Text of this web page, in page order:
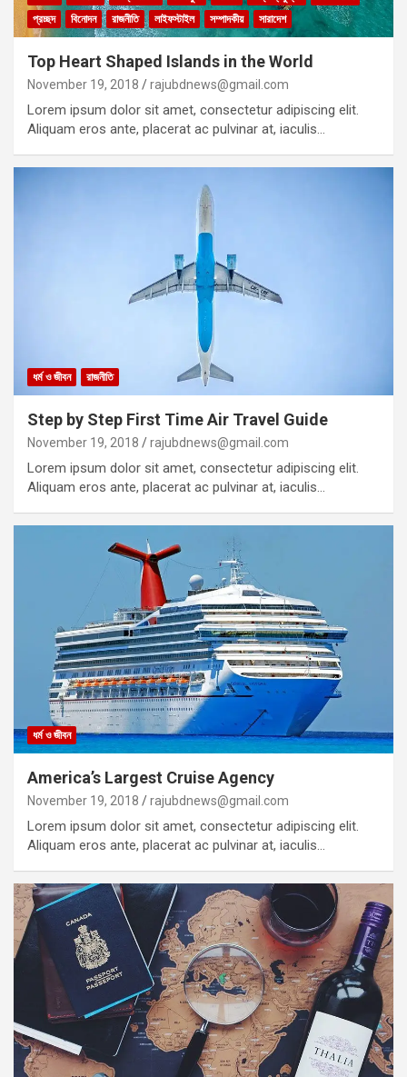
প্রচ্ছদ
বিনোদন রাজনীতি লাইফস্টাইল সম্পাদকীয় সারাদেশ
Top Heart Shaped Islands in the World
November 19, 2018 rajubdnews@gmail.com
Lorem ipsum dolor sit amet, consectetur adipiscing elit.
Aliquam eros ante, placerat ac pulvinar at, iaculis…
ধর্ম ও জীবন রাজনীতি
Step by Step First Time Air Travel Guide
November 19, 2018 rajubdnews@gmail.com
Lorem ipsum dolor sit amet, consectetur adipiscing elit.
Aliquam eros ante, placerat ac pulvinar at, iaculis…
ধর্ম ও জীবন
America’s Largest Cruise Agency
November 19, 2018 rajubdnews@gmail.com
Lorem ipsum dolor sit amet, consectetur adipiscing elit.
Aliquam eros ante, placerat ac pulvinar at, iaculis…